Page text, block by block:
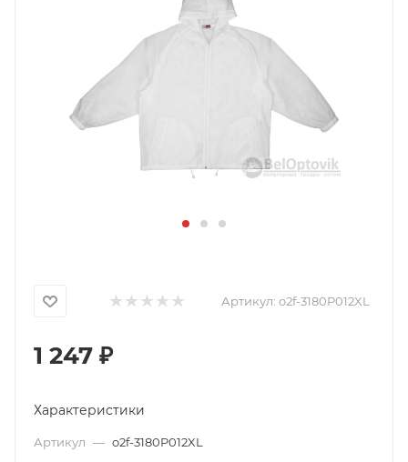
Артикул: o2f-3180P012XL
1 247 ₽
Характеристики
Артикул — o2f-3180P012XL